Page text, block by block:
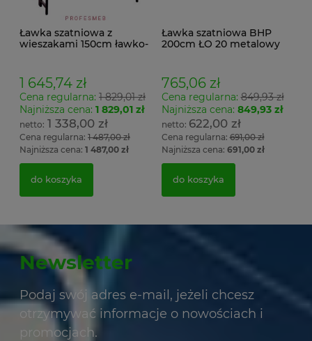
Ławka szatniowa z
wieszakami 150cm ławko-
1 645,74 zł
Cena regularna: 1 829,01 zł
Najniższa cena: 1 829,01 zł
1 338,00 zł
Cena regularna: 1 487,00 zł
Najniższa cena: 1 487,00 zł
do koszyka
Ławka szatniowa BHP
200cm ŁO 20 metalowy
765,06 zł
Cena regularna:849,93 zł
Najniższa cena: 849,93 zł
622,00 zł
Cena regularna:691,00 zł
Najniższa cena: 691,00 zł
do koszyka
Newsletter
Podaj swój adres e-mail, jeżeli chcesz
otrzymywać informacje o nowościach i
promocjach.